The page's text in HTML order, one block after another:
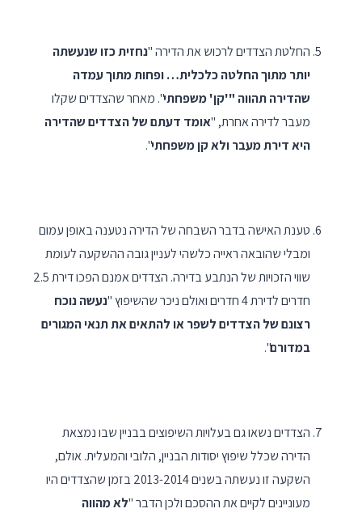
החלטת הצדדים לרכוש את הדירה "נחזית כזו שנעשתה
יותר מתוך החלטה כלכלית… ופחות מתוך עמדה
שהדירה תהווה "'קן' משפחתי". מאחר שהצדדים שקלו
מעבר לדירה אחרת, "אומד דעתם של הצדדים שהדירה
היא דירת מעבר ולא קן משפחתי".
טענת האישה בדבר השבחה של הדירה נטענה באופן עמום
ומבלי שהובאה ראייה כלשהי לעניין גובה ההשקעה לעומת
שווי הזכויות של הנתבע בדירה. הצדדים אמנם הפכו דירת 2.5
חדרים לדירת 4 חדרים ואולם ניכר שהשיפוץ "
נעשה נוכח
רצונם של הצדדים לשפר או להתאים את תנאי המגורים
במדורם".
הצדדים נשאו גם בעלויות השיפוצים בבניין שבו נמצאת
הדירה שכלל שיפוץ יסודות הבניין, הלובי והמעלית. אולם,
השקעה זו נעשתה בשנים 2013-2014 בזמן שהצדדים היו
מעוניינים לקיים את ההסכם ולכן הדבר "לא מהווה